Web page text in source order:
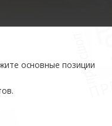
основные позиции